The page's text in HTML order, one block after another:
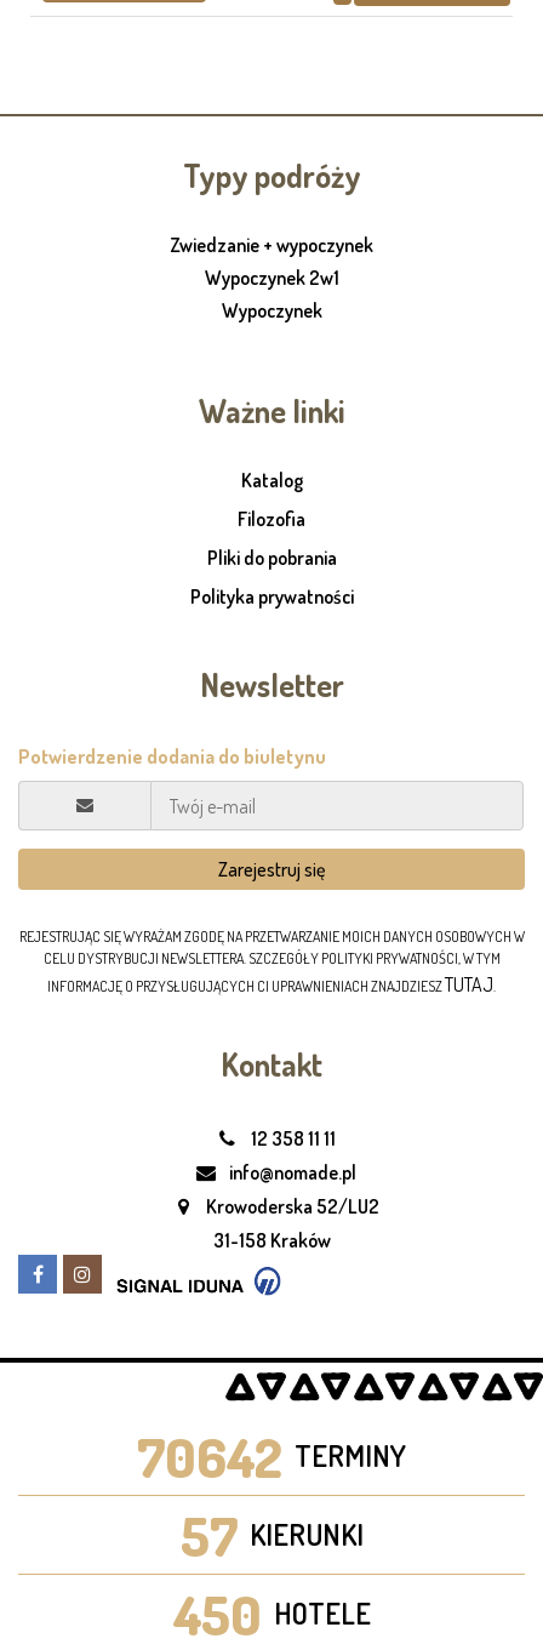
Typy podróży
Zwiedzanie + wypoczynek
Wypoczynek 2w1
Wypoczynek
Ważne linki
Katalog
Filozofia
Pliki do pobrania
Polityka prywatności
Newsletter
REJESTRUJĄC SIĘ WYRAŻAM ZGODĘ NA PRZETWARZANIE MOICH DANYCH OSOBOWYCH W
CELU DYSTRYBUCJI NEWSLETTERA. SZCZEGÓŁY POLITYKI PRYWATNOŚCI, W TYM
INFORMACJĘ O PRZYSŁUGUJĄCYCH CI UPRAWNIENIACH ZNAJDZIESZTUTAJ
Kontakt
12 358 11 11
info@nomade.pl
Krowoderska 52/LU2
31-158 Kraków
70642 TERMINY
57 KIERUNKI
450 HOTELE